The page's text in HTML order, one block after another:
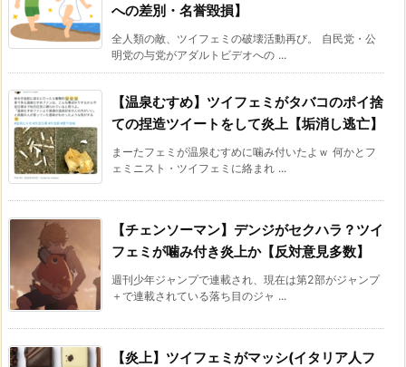
への差別・名誉毀損】
全人類の敵、ツイフェミの破壊活動再び。 自民党・公
明党の与党がアダルトビデオへの ...
【温泉むすめ】ツイフェミがタバコのポイ捨
ての捏造ツイートをして炎上【垢消し逃亡】
まーたフェミが温泉むすめに噛み付いたよｗ 何かとフ
ェミニスト・ツイフェミに絡まれ ...
【チェンソーマン】デンジがセクハラ？ツイ
フェミが噛み付き炎上か【反対意見多数】
週刊少年ジャンプで連載され、現在は第2部がジャンプ
＋で連載されている落ち目のジャ ...
【炎上】ツイフェミがマッシ(イタリア人フ